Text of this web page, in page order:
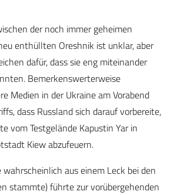
der noch immer geheimen
enthüllten Oreshnik ist unklar, aber
dafür, dass sie eng miteinander
Bemerkenswerterweise
Medien in der Ukraine am Vorabend
dass Russland sich darauf vorbereite,
vom Testgelände Kapustin Yar in
Kiew abzufeuern.
wahrscheinlich aus einem Leck bei den
stammte) führte zur vorübergehenden